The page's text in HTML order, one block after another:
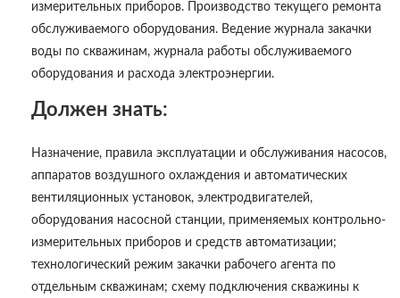
измерительных приборов. Производство текущего ремонта
обслуживаемого оборудования. Ведение журнала закачки
воды по скважинам, журнала работы обслуживаемого
оборудования и расхода электроэнергии.
Должен знать:
Назначение, правила эксплуатации и обслуживания насосов,
аппаратов воздушного охлаждения и автоматических
вентиляционных установок, электродвигателей,
оборудования насосной станции, применяемых контрольно-
измерительных приборов и средств автоматизации;
технологический режим закачки рабочего агента по
отдельным скважинам; схему подключения скважины к